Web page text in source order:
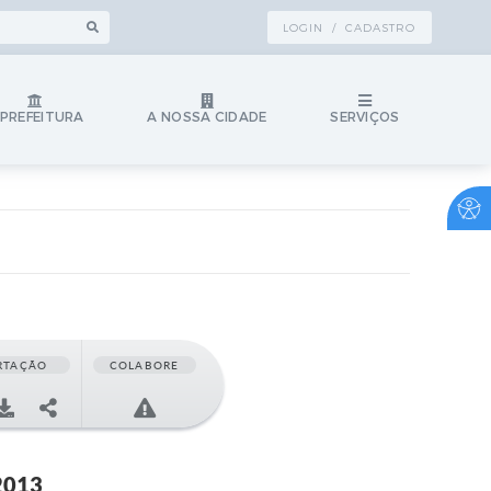
LOGIN / CADASTRO
A NOSSA CIDADE SERVIÇOS
COLABORE